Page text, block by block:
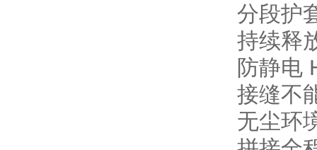
分段护
持续释
防静电
接缝不
无尘环